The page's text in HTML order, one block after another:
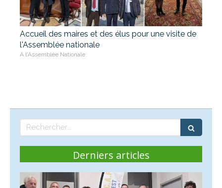
Accueil des maires et des élus pour une visite de
l'Assemblée nationale
A l'Assemblée Nationale
Rechercher
Derniers articles